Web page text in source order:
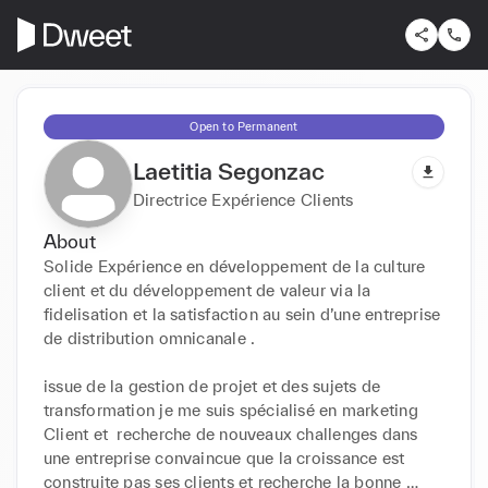
Open to Permanent
Laetitia Segonzac
Directrice Expérience Clients
About
Solide Expérience en développement de la culture
client et du développement de valeur via la
fidelisation et la satisfaction au sein d’une entreprise
de distribution omnicanale .
issue de la gestion de projet et des sujets de
transformation je me suis spécialisé en marketing
Client et  recherche de nouveaux challenges dans
une entreprise convaincue que la croissance est
construite pas ses clients et recherche la bonne